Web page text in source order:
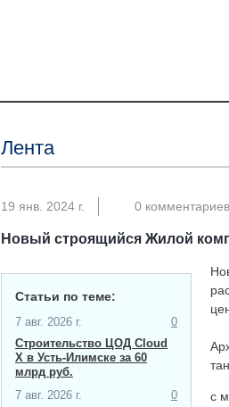
Лента
19 янв. 2024 г. 0 комментариев
Новый строящийся ​Жилой
Статьи по теме:
7 авг. 2026 г.
0
Строительство ЦОД Cloud
X в Усть-Илимске за 60
млрд руб.
7 авг. 2026 г.
0
с